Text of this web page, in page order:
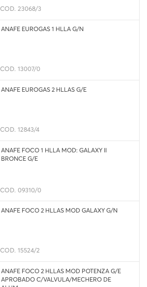
COD. 23068/3
ANAFE EUROGAS 1 HLLA G/N
COD. 13007/0
ANAFE EUROGAS 2 HLLAS G/E
COD. 12843/4
ANAFE FOCO 1 HLLA MOD: GALAXY II
BRONCE G/E
COD. 09310/0
ANAFE FOCO 2 HLLAS MOD GALAXY G/N
COD. 15524/2
ANAFE FOCO 2 HLLAS MOD POTENZA G/E
APROBADO C/VALVULA/MECHERO DE